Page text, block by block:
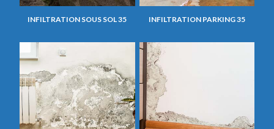
INFILTRATION SOUS SOL 35 INFILTRATION PARKING 35